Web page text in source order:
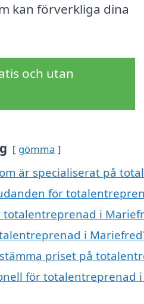
kan förverkliga dina
och utan
gömma
är specialiserat på
för
totalentreprenad i
i
priset på
för totalentreprenad